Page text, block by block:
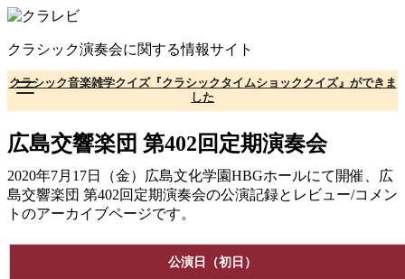
コ
テ
ン
ツ
へ
移
動
クラシック演奏会に関する情報サイト
クラシック音楽雑学クイズ『クラシックタイムショッククイズ』ができま
した
広島交響楽団 第402回定期演奏会
2020年7月17日（金）広島文化学園HBGホールにて開催、広
島交響楽団 第402回定期演奏会の公演記録とレビュー/コメン
トのアーカイブページです。
公演日（初日）